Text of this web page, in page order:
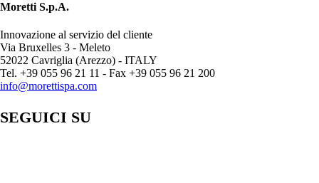
Moretti S.p.A.
Innovazione al servizio del cliente
Via Bruxelles 3 - Meleto
52022 Cavriglia (Arezzo) - ITALY
Tel. +39 055 96 21 11 - Fax +39 055 96 21 200
info@morettispa.com
SEGUICI SU